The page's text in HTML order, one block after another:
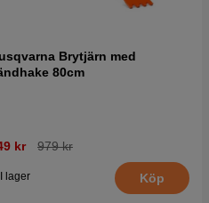
Brytjärn med
80cm
kr 979 kr
I lager Köp